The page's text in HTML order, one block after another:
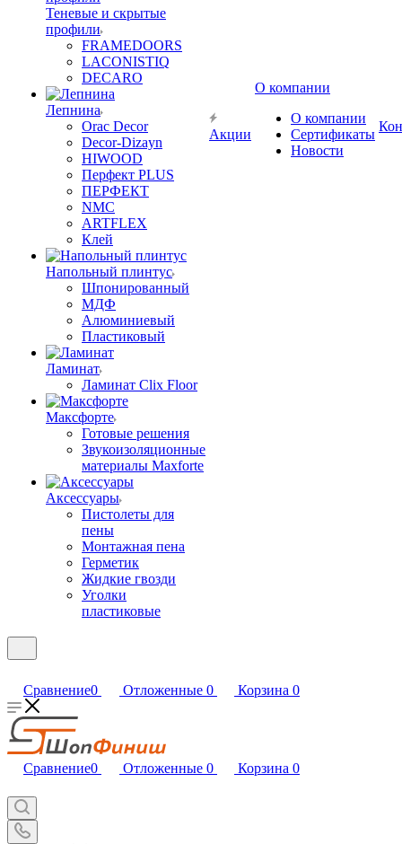
Теневые и скрытые
профили
FRAMEDOORS
LACONISTIQ
DECARO
Лепнина
Orac Decor
Decor-Dizayn
HIWOOD
Перфект PLUS
ПЕРФЕКТ
NMC
ARTFLEX
Клей
Напольный плинтус
Шпонированный
МДФ
Алюминиевый
Пластиковый
Ламинат
Ламинат Clix Floor
Максфорте
Готовые решения
Звукоизоляционные
материалы Maxforte
Аксессуары
Пистолеты для
пены
Монтажная пена
Герметик
Жидкие гвозди
Уголки
пластиковые
Акции
О компании
О компании
Сертификаты
Новости
Сравнение0 Отложенные 0 Корзина 0
Сравнение0 Отложенные 0 Корзина 0